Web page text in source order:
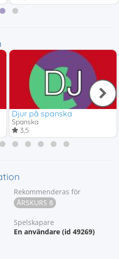
Djur på spanska
Spanska
3,5
Rekommenderas för
ÅRSKURS 8
Spelskapare
En användare (id 49269)